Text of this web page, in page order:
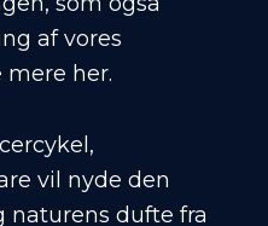
af vores
mere her.
vil nyde den
naturens dufte fra